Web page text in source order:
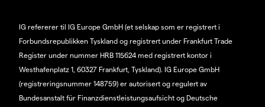
IG refererer til IG Europe GmbH (et selskap som er registrert i
Forbundsrepublikken Tyskland og registrert under Frankfurt Trade
Register under nummer HRB 115624 med registrert kontor i
Westhafenplatz 1, 60327 Frankfurt, Tyskland). IG Europe GmbH
(registreringsnummer 148759) er autorisert og regulert av
Bundesanstalt für Finanzdienstleistungsaufsicht og Deutsche